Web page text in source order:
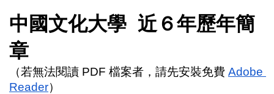
中國文化大學  近６年歷年簡
章
（若無法閱讀 PDF 檔案者，請先安裝免費 Adobe
Reader）